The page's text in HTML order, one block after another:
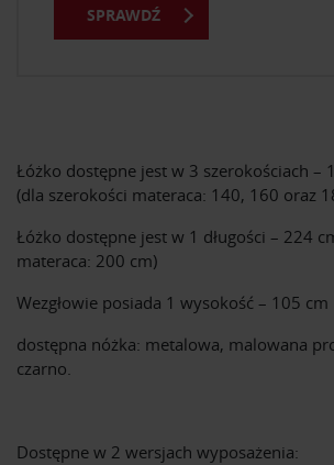
Łóżko dostępne jest w 3 szerokościach –
(dla szerokości materaca: 140, 160 oraz
Łóżko dostępne jest w 1 długości – 224
materaca: 200 cm)
Wezgłowie posiada 1 wysokość – 105 cm
dostępna nóżka: metalowa, malowana
czarno.
Dostępne w 2 wersjach wyposażenia:
SPRAWDŹ